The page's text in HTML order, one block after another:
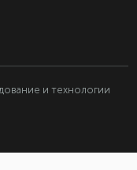
и технологии